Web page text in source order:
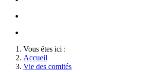
Vous êtes ici :
Accueil
Vie des comités